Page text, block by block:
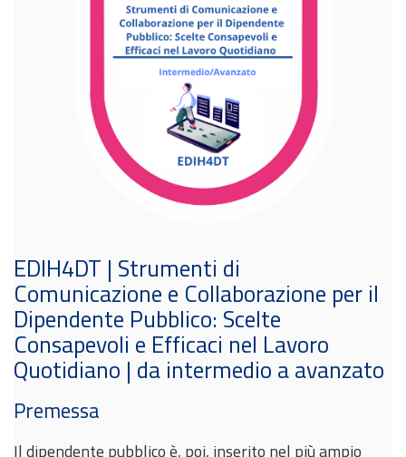
EDIH4DT | Strumenti di
Comunicazione e Collaborazione per il
Dipendente Pubblico: Scelte
Consapevoli e Efficaci nel Lavoro
Quotidiano | da intermedio a avanzato
Premessa
Il dipendente pubblico è, poi, inserito nel più ampio